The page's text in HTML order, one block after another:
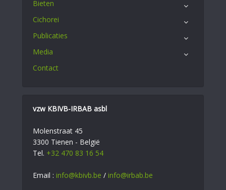
Bieten
Cichorei
Publicaties
Media
Contact
vzw KBIVB-IRBAB asbl
Molenstraat 45
3300 Tienen - België
Tel. +32 470 83 16 54
Email : info@kbivb.be / info@irbab.be